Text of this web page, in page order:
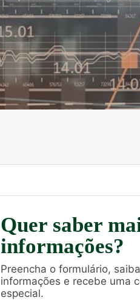
Quer saber
informações?
Preencha o formulário,
informações e recebe uma
especial.